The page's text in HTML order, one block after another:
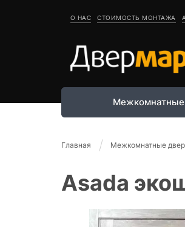
О НАС СТОИМОСТЬ МОНТАЖА
Межкомнатные
Главная Межкомнатные
Asada